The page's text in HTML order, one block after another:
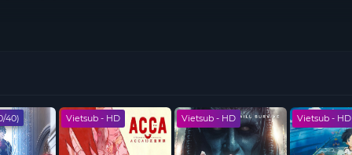
Vietsub - HD Vietsub - HD Vietsub -